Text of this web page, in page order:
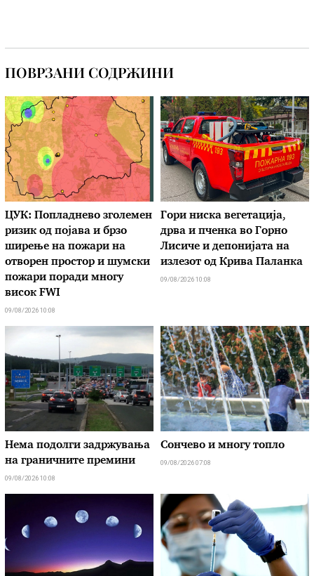
ПОВРЗАНИ СОДРЖИНИ
ЦУК: Попладнево зголемен
ризик од појава и брзо
ширење на пожари на
отворен простор и шумски
пожари поради многу
висок FWI
09/08/2026 10:08
Гори ниска вегетација,
дрва и пченка во Горно
Лисиче и депонијата на
излезот од Крива Паланка
09/08/2026 10:08
Нема подолги задржувања
на граничните премини
09/08/2026 10:08
Сончево и многу топло
09/08/2026 07:08